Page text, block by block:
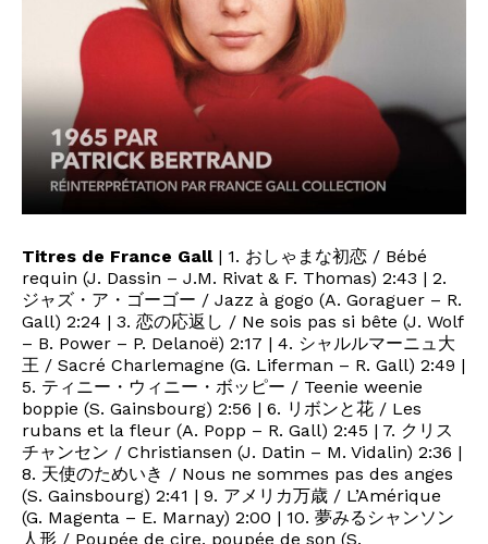
Titres de France Gall| 1. おしゃまな初恋 / Bébé
requin (J. Dassin – J.M. Rivat & F. Thomas) 2:43 | 2.
ジャズ・ア・ゴーゴー / Jazz à gogo (A. Goraguer – R.
Gall) 2:24 | 3. 恋の応返し / Ne sois pas si bête (J. Wolf
– B. Power – P. Delanoë) 2:17 | 4. シャルルマーニュ大
王 / Sacré Charlemagne (G. Liferman – R. Gall) 2:49 |
5. ティニー・ウィニー・ボッピー / Teenie weenie
boppie (S. Gainsbourg) 2:56 | 6. リボンと花 / Les
rubans et la fleur (A. Popp – R. Gall) 2:45 | 7. クリス
チャンセン / Christiansen (J. Datin – M. Vidalin) 2:36 |
8. 天使のためいき / Nous ne sommes pas des anges
(S. Gainsbourg) 2:41 | 9. アメリカ万歳 / L’Amérique
(G. Magenta – E. Marnay) 2:00 | 10. 夢みるシャンソン
人形 / Poupée de cire, poupée de son (S.